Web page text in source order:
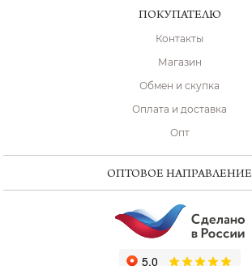
ПОКУПАТЕЛЮ
Контакты
Магазин
Обмен и скупка
Оплата и доставка
Опт
ОПТОВОЕ НАПРАВЛЕНИЕ